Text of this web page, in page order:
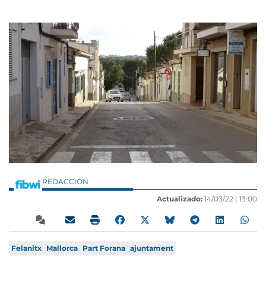
REDACCIÓN
Actualizado: 14/03/22 | 13:00
Felanitx Mallorca Part Forana ajuntament